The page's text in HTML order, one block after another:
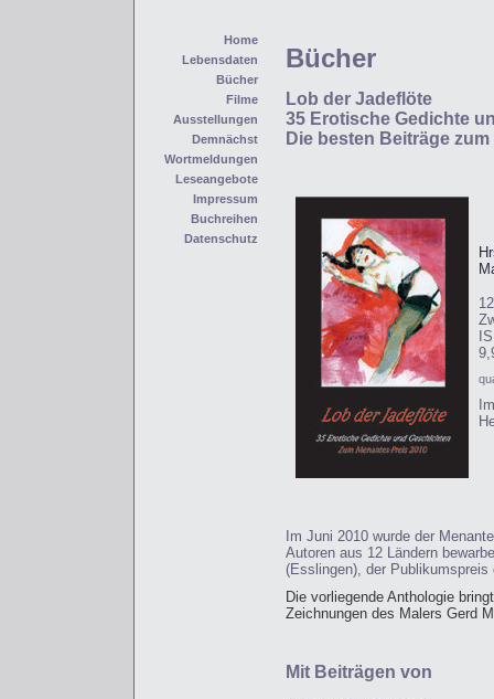
Home
Lebensdaten
Bücher
Filme
Ausstellungen
Demnächst
Wortmeldungen
Leseangebote
Impressum
Buchreihen
Datenschutz
Bücher
Lob der Jadeflöte
35 Erotische Gedichte
Die besten Beiträge
Im Juni 2010 wurde der
Autoren aus 12 Ländern
(Esslingen), der
Die vorliegende Anthologie
Zeichnungen des Malers Gerd
Mit Beiträgen von